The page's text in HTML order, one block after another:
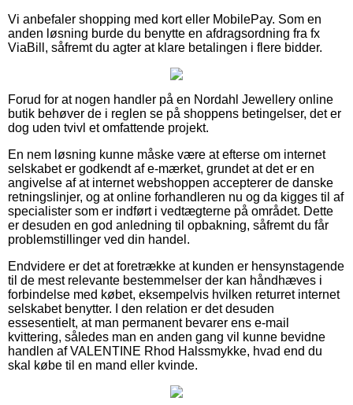
Vi anbefaler shopping med kort eller MobilePay. Som en
anden løsning burde du benytte en afdragsordning fra fx
ViaBill, såfremt du agter at klare betalingen i flere bidder.
Forud for at nogen handler på en Nordahl Jewellery online
butik behøver de i reglen se på shoppens betingelser, det er
dog uden tvivl et omfattende projekt.
En nem løsning kunne måske være at efterse om internet
selskabet er godkendt af e-mærket, grundet at det er en
angivelse af at internet webshoppen accepterer de danske
retningslinjer, og at online forhandleren nu og da kigges til af
specialister som er indført i vedtægterne på området. Dette
er desuden en god anledning til opbakning, såfremt du får
problemstillinger ved din handel.
Endvidere er det at foretrække at kunden er hensynstagende
til de mest relevante bestemmelser der kan håndhæves i
forbindelse med købet, eksempelvis hvilken returret internet
selskabet benytter. I den relation er det desuden
essesentielt, at man permanent bevarer ens e-mail
kvittering, således man en anden gang vil kunne bevidne
handlen af VALENTINE Rhod Halssmykke, hvad end du
skal købe til en mand eller kvinde.